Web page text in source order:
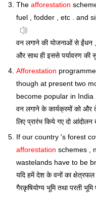
The afforestation
fuel , fodder , etc . and
वन लगाने की योजनाओं से ईंधन ,
और साथ ही इससे पर्यावरण की
Afforestation
though at present two
become popular in India .
वन लगाने के कार्यक्रमों को और
लिए प्रारंभ किये गए दो आंदोलन
If our country 's forest
afforestation schemes ,
wastelands have to be
यदि हमें देश के वनों का
गैरकृषियोग्य भूमि तथा परती भूमि